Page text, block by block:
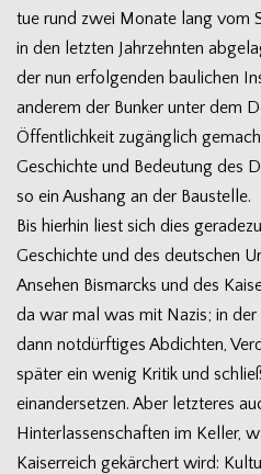
tue rund zwei Monate lang vom
in den letz­ten Jahr­zehn­ten
der nun erfol­gen­den bau­li­chen
ande­rem der Bun­ker unter dem
Öffent­lich­keit zugäng­lich
Geschichte und Bedeu­tung des
so ein Aus­hang an der Baustelle.
Bis hier­hin liest sich dies
Geschichte und des deut­schen
Anse­hen Bis­marcks und des
da war mal was mit Nazis; in
dann not­dürf­ti­ges Abdich­ten,
spä­ter ein wenig Kri­tik und
ein­an­der­set­zen. Aber letz­te­res
Hinterlassenschaften im Kel­ler,
Kai­ser­reich gekär­chert wird: